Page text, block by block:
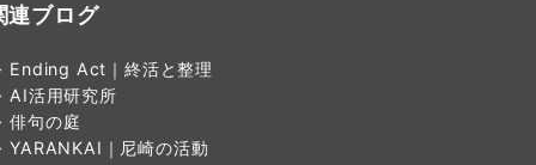
連ブログ
Act｜終活と整理
活用研究所
句の庭
｜尼崎の活動